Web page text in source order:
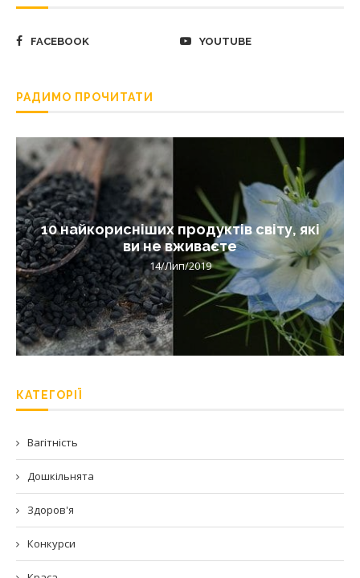
FACEBOOK YOUTUBE
РАДИМО ПРОЧИТАТИ
10 найкорисніших продуктів світу, які
ви не вживаєте
14/Лип/2019
КАТЕГОРІЇ
Вагітність
Дошкільнята
Здоров'я
Конкурси